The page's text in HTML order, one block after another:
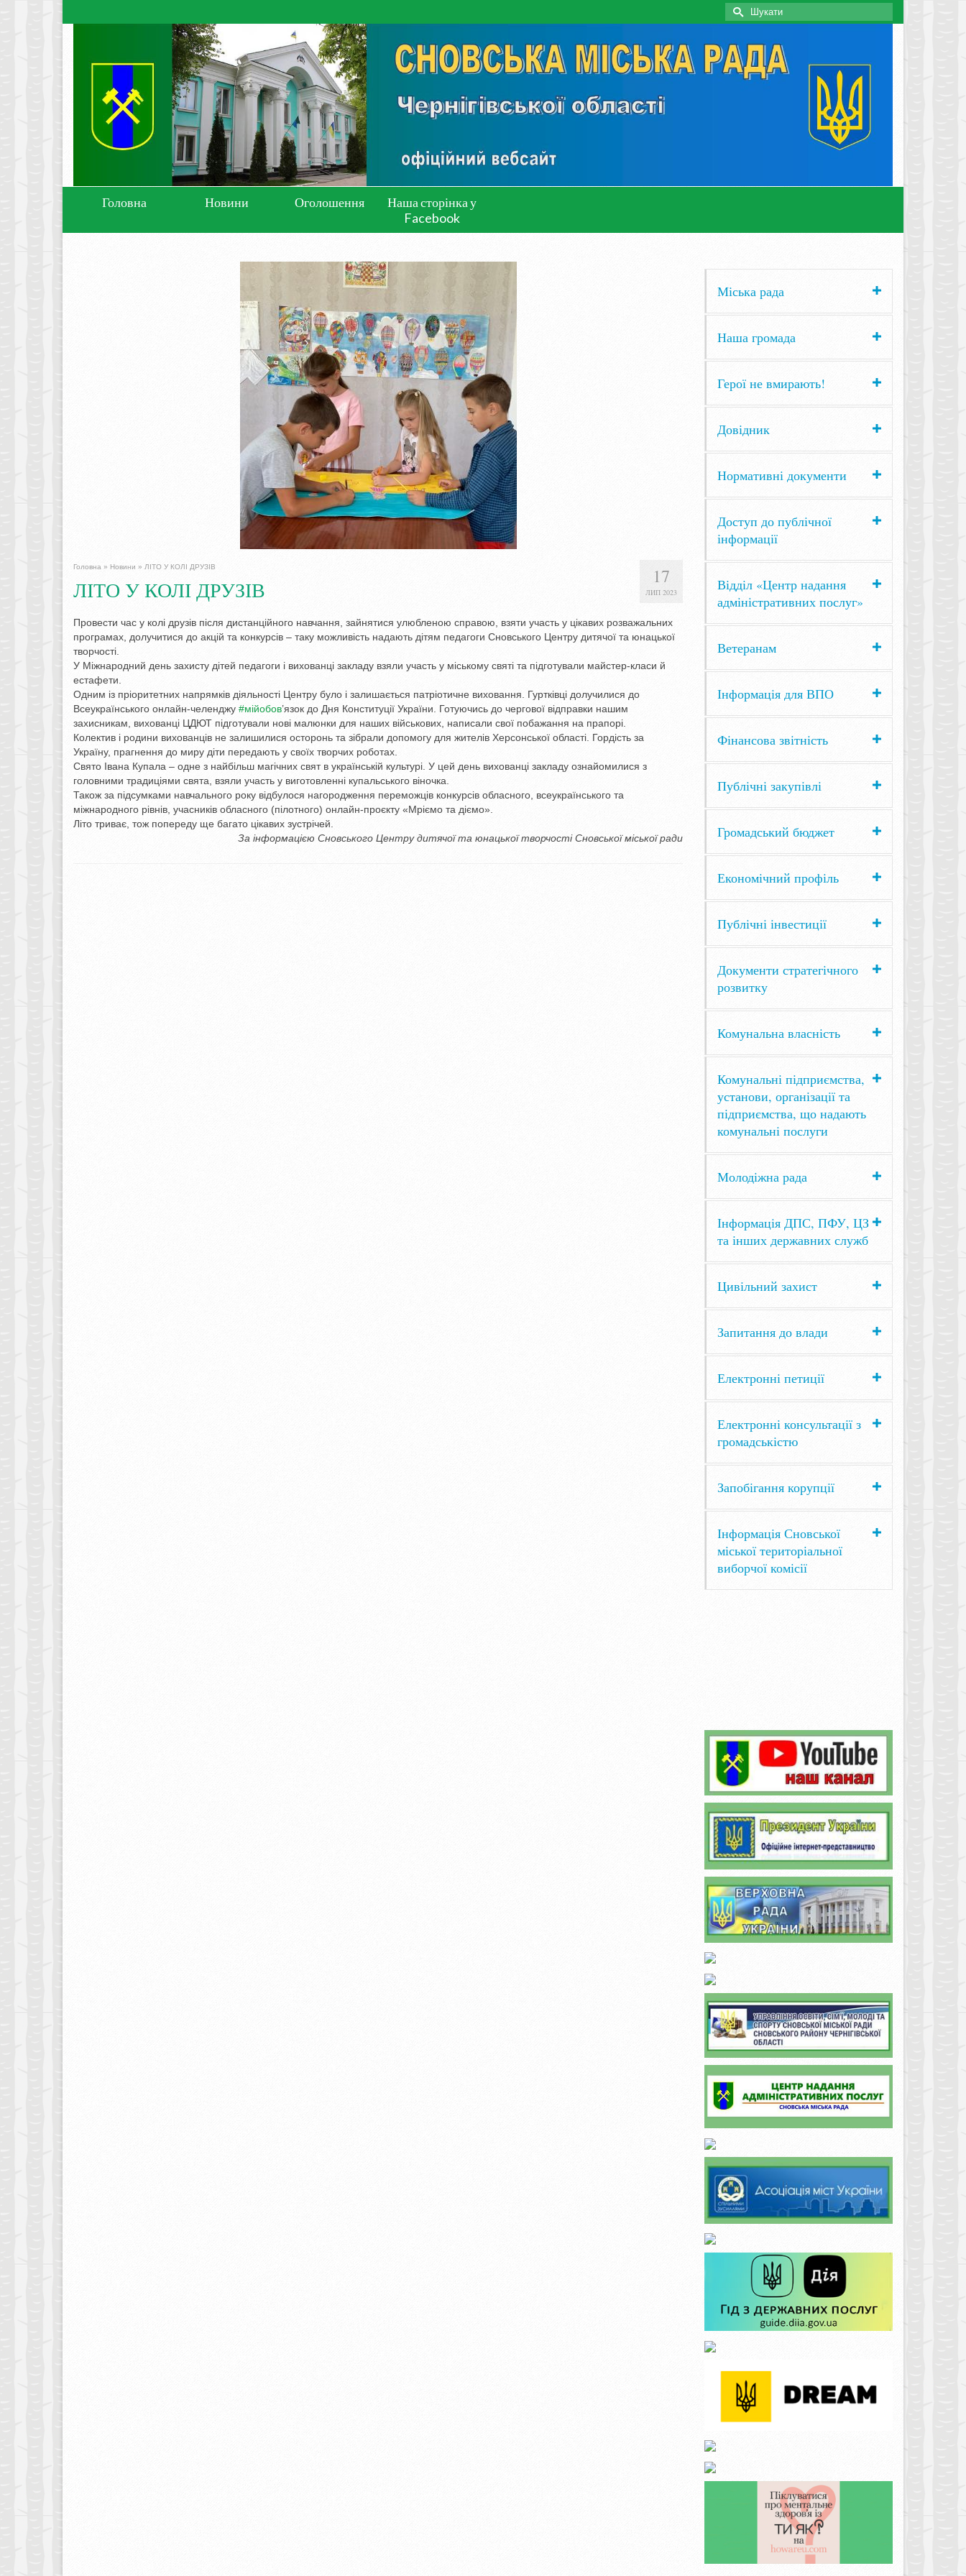
Search
for:
Головна Новини Оголошення
Наша сторінка у
Facebook
17
ЛИП 2023
Головна » Новини » ЛІТО У КОЛІ ДРУЗІВ
ЛІТО У КОЛІ ДРУЗІВ
Провести час у колі друзів після дистанційного навчання, зайнятися улюбленою справою, взяти участь у цікавих розважальних
програмах, долучитися до акцій та конкурсів – таку можливість надають дітям педагоги Сновського Центру дитячої та юнацької
творчості.
У Міжнародний день захисту дітей педагоги і вихованці закладу взяли участь у міському святі та підготували майстер-класи й
естафети.
Одним із пріоритетних напрямків діяльності Центру було і залишається патріотичне виховання. Гуртківці долучилися до
Всеукраїнського онлайн-челенджу #мійобов’язок до Дня Конституції України. Готуючись до чергової відправки нашим
захисникам, вихованці ЦДЮТ підготували нові малюнки для наших військових, написали свої побажання на прапорі.
Колектив і родини вихованців не залишилися осторонь та зібрали допомогу для жителів Херсонської області. Гордість за
Україну, прагнення до миру діти передають у своїх творчих роботах.
Свято Івана Купала – одне з найбільш магічних свят в українській культурі. У цей день вихованці закладу ознайомилися з
головними традиціями свята, взяли участь у виготовленні купальського віночка.
Також за підсумками навчального року відбулося нагородження переможців конкурсів обласного, всеукраїнського та
міжнародного рівнів, учасників обласного (пілотного) онлайн-проєкту «Мріємо та діємо».
Літо триває, тож попереду ще багато цікавих зустрічей.
За інформацією Сновського Центру дитячої та юнацької творчості Сновської міської ради
Міська рада
Наша громада
Герої не вмирають!
Довідник
Нормативні документи
Доступ до публічної
інформації
Відділ «Центр надання
адміністративних послуг»
Ветеранам
Інформація для ВПО
Фінансова звітність
Публічні закупівлі
Громадський бюджет
Економічний профіль
Публічні інвестиції
Документи стратегічного
розвитку
Комунальна власність
Комунальні підприємства,
установи, організації та
підприємства, що надають
комунальні послуги
Молодіжна рада
Інформація ДПС, ПФУ, ЦЗ
та інших державних служб
Цивільний захист
Запитання до влади
Електронні петиції
Електронні консультації з
громадськістю
Запобігання корупції
Інформація Сновської
міської територіальної
виборчої комісії